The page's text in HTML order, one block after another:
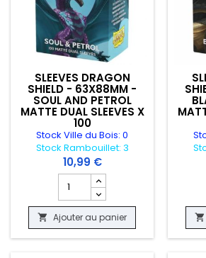
SLEEVES DRAGON
SHIELD - 63X88MM -
SOUL AND PETROL
MATTE DUAL SLEEVES X
100
Stock Ville du Bois: 0
Stock Rambouillet: 3
10,99 €
Champ quantité du produit
 Ajouter au panier 